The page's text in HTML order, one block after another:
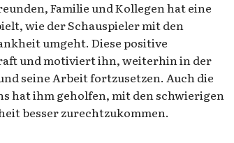
Familie und Kollegen hat eine
wie der Schauspieler mit den
umgeht. Diese positive
und motiviert ihn, weiterhin in der
seine Arbeit fortzusetzen. Auch die
hat ihm geholfen, mit den schwierigen
besser zurechtzukommen.